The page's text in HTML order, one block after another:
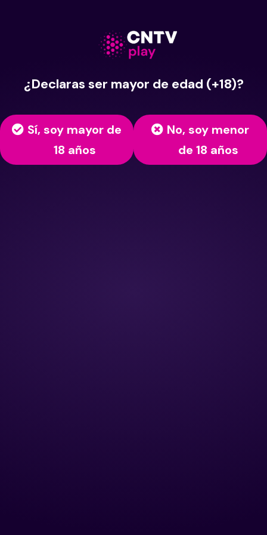
¿Declaras ser mayor de edad (+18)?
Sí, soy mayor de
18 años
No, soy menor
de 18 años